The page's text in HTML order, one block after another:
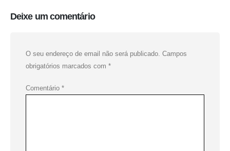
Deixe um comentário
O seu endereço de email não será publicado. Campos
obrigatórios marcados com *
Comentário *